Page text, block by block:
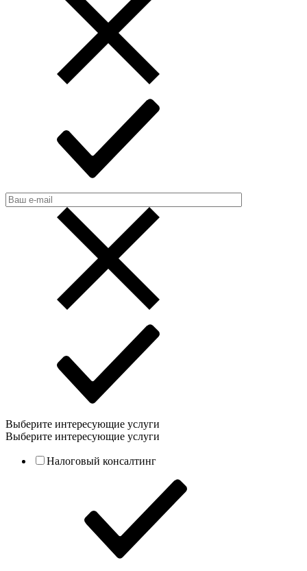
Выберите интересующие услуги
Выберите интересующие услуги
Налоговый консалтинг